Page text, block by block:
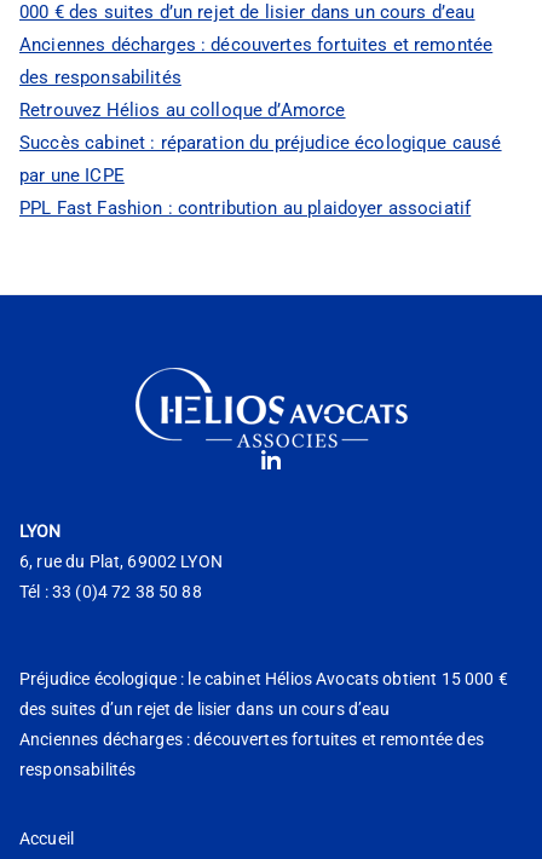
000 € des suites d’un rejet de lisier dans un cours d’eau
Anciennes décharges : découvertes fortuites et remontée
des responsabilités
Retrouvez Hélios au colloque d’Amorce
Succès cabinet : réparation du préjudice écologique causé
par une ICPE
PPL Fast Fashion : contribution au plaidoyer associatif
LYON
6, rue du Plat, 69002 LYON
Tél : 33 (0)4 72 38 50 88
Préjudice écologique : le cabinet Hélios Avocats obtient 15 000 €
des suites d’un rejet de lisier dans un cours d’eau
Anciennes décharges : découvertes fortuites et remontée des
responsabilités
Accueil